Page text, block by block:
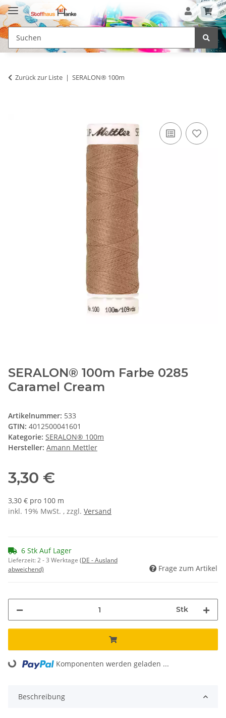
Zurück zur Liste SERALON® 100m
SERALON® 100m Farbe 0285
Caramel Cream
Artikelnummer: 533
GTIN: 4012500041601
Kategorie: SERALON® 100m
Hersteller: Amann Mettler
3,30 €
3,30 € pro 100 m
inkl. 19% MwSt. , zzgl. Versand
6 Stk Auf Lager
Lieferzeit:2 - 3 Werktage (DE - Ausland
abweichend)
Frage zum Artikel
Stk
Loading... Komponenten werden geladen ...
Beschreibung